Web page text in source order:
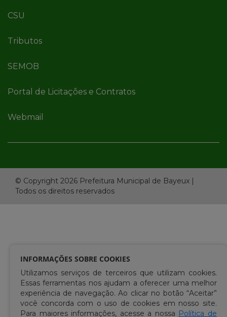
CSU
Tributos
SEMOB
Portal de Licitações e Contratos
Webmail
© Copyright 2026 Prefeitura Municipal de Bayeux |
Todos os direitos reservados
INFORMAÇÕES SOBRE COOKIES
Utilizamos serviços de terceiros que utilizam cookies.
Essas ferramentas nos ajudam a oferecer uma melhor
experiência de navegação. Ao clicar no botão “Aceitar”
você concorda com o uso de cookies em nosso site.
Para maiores informações, acesse a nossa Política de